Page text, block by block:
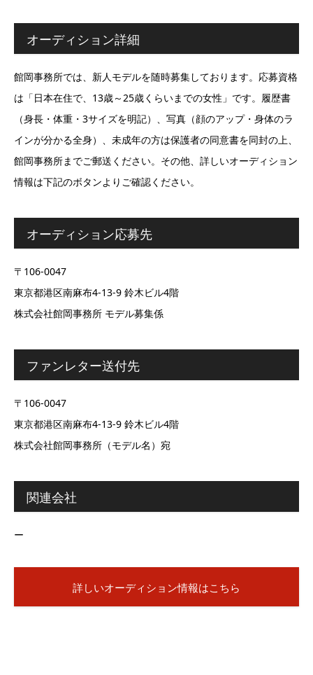
オーディション詳細
館岡事務所では、新人モデルを随時募集しております。応募資格
は「日本在住で、13歳～25歳くらいまでの女性」です。履歴書
（身長・体重・3サイズを明記）、写真（顔のアップ・身体のラ
インが分かる全身）、未成年の方は保護者の同意書を同封の上、
館岡事務所までご郵送ください。その他、詳しいオーディション
情報は下記のボタンよりご確認ください。
オーディション応募先
〒106-0047
東京都港区南麻布4-13-9 鈴木ビル4階
株式会社館岡事務所 モデル募集係
ファンレター送付先
〒106-0047
東京都港区南麻布4-13-9 鈴木ビル4階
株式会社館岡事務所（モデル名）宛
関連会社
ー
詳しいオーディション情報はこちら